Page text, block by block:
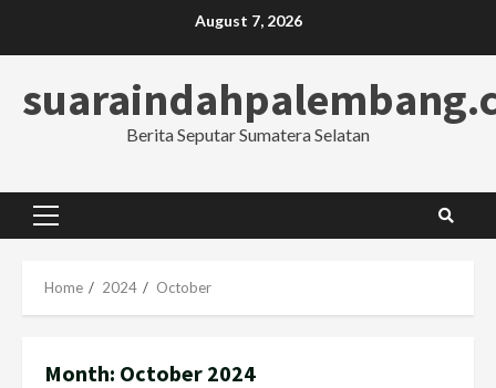
August 7, 2026
Berita Seputar Sumatera Selatan
Primary
Home 2024 October
Month: October 2024